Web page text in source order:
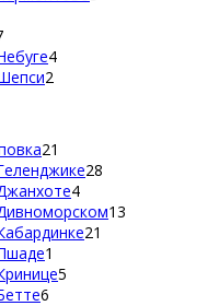
4
2
21
28
4
13
21
1
5
6